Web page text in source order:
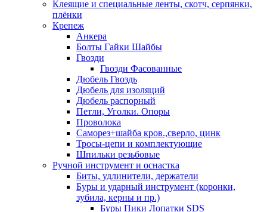
Клеящие и специальные ленты, скотч, серпянки,
плёнки
Крепеж
Анкера
Болты Гайки Шайбы
Гвозди
Гвозди Фасованные
Дюбель Гвоздь
Дюбель для изоляций
Дюбель распорный
Петли, Уголки. Опоры
Проволока
Саморез+шайба кров.,сверло, цинк
Тросы-цепи и комплектующие
Шпильки резьбовые
Ручной инструмент и оснастка
Биты, удлинители, держатели
Буры и ударный инструмент (коронки,
зубила, керны и пр.)
Буры Пики Лопатки SDS